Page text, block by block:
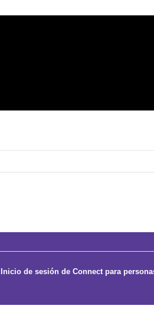
Inicio de sesión de Connect para